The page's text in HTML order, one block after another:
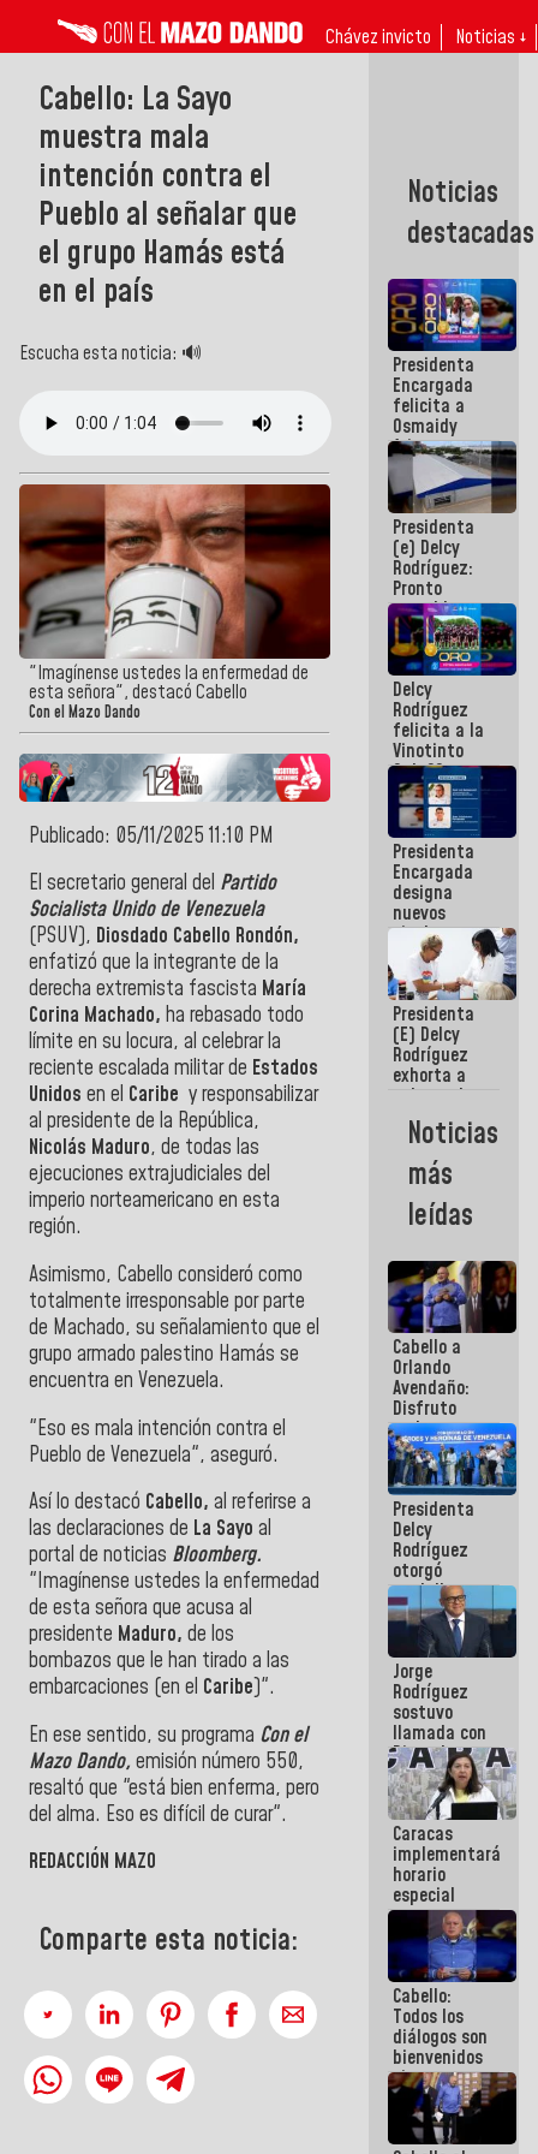
Chávez invicto Noticias ↓
Cabello: La Sayo
muestra mala
intención contra el
Pueblo al señalar que
el grupo Hamás está
en el país
Escucha esta noticia: 🔊
"Imagínense ustedes la enfermedad de
esta señora", destacó Cabello
Con el Mazo Dando
Publicado: 05/11/2025 11:10 PM
El secretario general del Partido
Socialista Unido de Venezuela
(PSUV), Diosdado Cabello Rondón,
enfatizó que la integrante de la
derecha extremista fascista María
Corina Machado, ha rebasado todo
límite en su locura, al celebrar la
reciente escalada militar de Estados
Unidos en el Caribe y responsabilizar
al presidente de la República,
Nicolás Maduro, de todas las
ejecuciones extrajudiciales del
imperio norteamericano en esta
región.
Asimismo, Cabello consideró como
totalmente irresponsable por parte
de Machado, su señalamiento que el
grupo armado palestino Hamás se
encuentra en Venezuela.
"Eso es mala intención contra el
Pueblo de Venezuela", aseguró.
Así lo destacó Cabello, al referirse a
las declaraciones de La Sayo al
portal de noticias Bloomberg.
"Imagínense ustedes la enfermedad
de esta señora que acusa al
presidente Maduro, de los
bombazos que le han tirado a las
embarcaciones (en el Caribe)".
En ese sentido, su programa Con el
Mazo Dando, emisión número 550,
resaltó que "está bien enferma, pero
del alma. Eso es difícil de curar".
REDACCIÓN MAZO
Comparte esta noticia:
Noticias
destacadas
Presidenta
Encargada
felicita a
Osmaidy
Arias y
Giraly
Marcano por
hacer
historia en
los
Centroamericanos
Presidenta
(e) Delcy
Rodríguez:
Pronto
restableceremos
las
operaciones
en el
Aeropuerto
Internacional
de
Maiquetía
Delcy
Rodríguez
felicita a la
Vinotinto
Sub 20
campeona
frente
México Sub
23 en los
Centroamericanos
Presidenta
Encargada
designa
nuevos
titulares en
Viceministerio
de Energía
Eléctrica y
CORPOELEC
Presidenta
(E) Delcy
Rodríguez
exhorta a
gobernadores
y alcaldes a
edificar
casas para
abuelos
Noticias
más
leídas
Cabello a
Orlando
Avendaño:
Disfruto
cada vez
que escribes
porque lo
que haces
es
embarrarla
Presidenta
Delcy
Rodríguez
otorgó
medalla
"Héroe de
Venezuela"
a servidores
públicos
Jorge
Rodríguez
sostuvo
llamada con
Dinorah
Figuera y
acuerdan
primer
encuentro
presencial
para el
diálogo
Caracas
implementará
horario
especial
para
adaptarse
al plan de
ahorro
energético
Cabello:
Todos los
diálogos son
bienvenidos
siempre que
estén en el
marco de la
Constitución